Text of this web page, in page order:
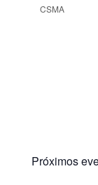
CSMA
Próximos